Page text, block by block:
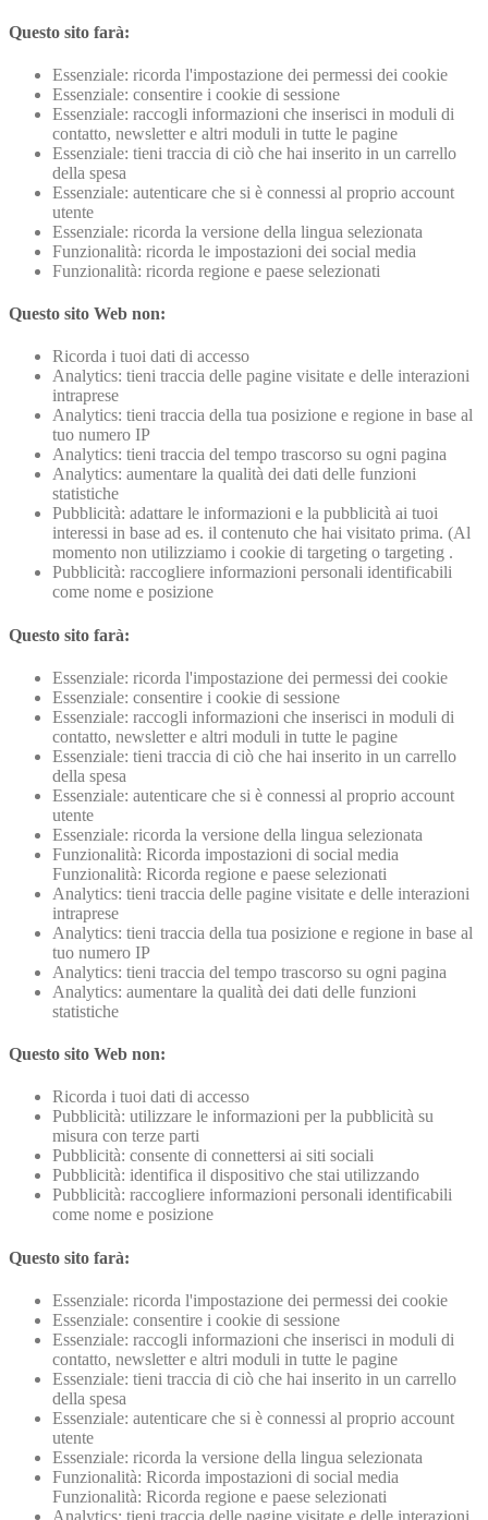
Questo sito farà:
Essenziale: ricorda l'impostazione dei permessi dei cookie
Essenziale: consentire i cookie di sessione
Essenziale: raccogli informazioni che inserisci in moduli di
contatto, newsletter e altri moduli in tutte le pagine
Essenziale: tieni traccia di ciò che hai inserito in un carrello
della spesa
Essenziale: autenticare che si è connessi al proprio account
utente
Essenziale: ricorda la versione della lingua selezionata
Funzionalità: ricorda le impostazioni dei social media
Funzionalità: ricorda regione e paese selezionati
Questo sito Web non:
Ricorda i tuoi dati di accesso
Analytics: tieni traccia delle pagine visitate e delle interazioni
intraprese
Analytics: tieni traccia della tua posizione e regione in base al
tuo numero IP
Analytics: tieni traccia del tempo trascorso su ogni pagina
Analytics: aumentare la qualità dei dati delle funzioni
statistiche
Pubblicità: adattare le informazioni e la pubblicità ai tuoi
interessi in base ad es. il contenuto che hai visitato prima. (Al
momento non utilizziamo i cookie di targeting o targeting .
Pubblicità: raccogliere informazioni personali identificabili
come nome e posizione
Questo sito farà:
Essenziale: ricorda l'impostazione dei permessi dei cookie
Essenziale: consentire i cookie di sessione
Essenziale: raccogli informazioni che inserisci in moduli di
contatto, newsletter e altri moduli in tutte le pagine
Essenziale: tieni traccia di ciò che hai inserito in un carrello
della spesa
Essenziale: autenticare che si è connessi al proprio account
utente
Essenziale: ricorda la versione della lingua selezionata
Funzionalità: Ricorda impostazioni di social media
Funzionalità: Ricorda regione e paese selezionati
Analytics: tieni traccia delle pagine visitate e delle interazioni
intraprese
Analytics: tieni traccia della tua posizione e regione in base al
tuo numero IP
Analytics: tieni traccia del tempo trascorso su ogni pagina
Analytics: aumentare la qualità dei dati delle funzioni
statistiche
Questo sito Web non:
Ricorda i tuoi dati di accesso
Pubblicità: utilizzare le informazioni per la pubblicità su
misura con terze parti
Pubblicità: consente di connettersi ai siti sociali
Pubblicità: identifica il dispositivo che stai utilizzando
Pubblicità: raccogliere informazioni personali identificabili
come nome e posizione
Questo sito farà:
Essenziale: ricorda l'impostazione dei permessi dei cookie
Essenziale: consentire i cookie di sessione
Essenziale: raccogli informazioni che inserisci in moduli di
contatto, newsletter e altri moduli in tutte le pagine
Essenziale: tieni traccia di ciò che hai inserito in un carrello
della spesa
Essenziale: autenticare che si è connessi al proprio account
utente
Essenziale: ricorda la versione della lingua selezionata
Funzionalità: Ricorda impostazioni di social media
Funzionalità: Ricorda regione e paese selezionati
Analytics: tieni traccia delle pagine visitate e delle interazioni